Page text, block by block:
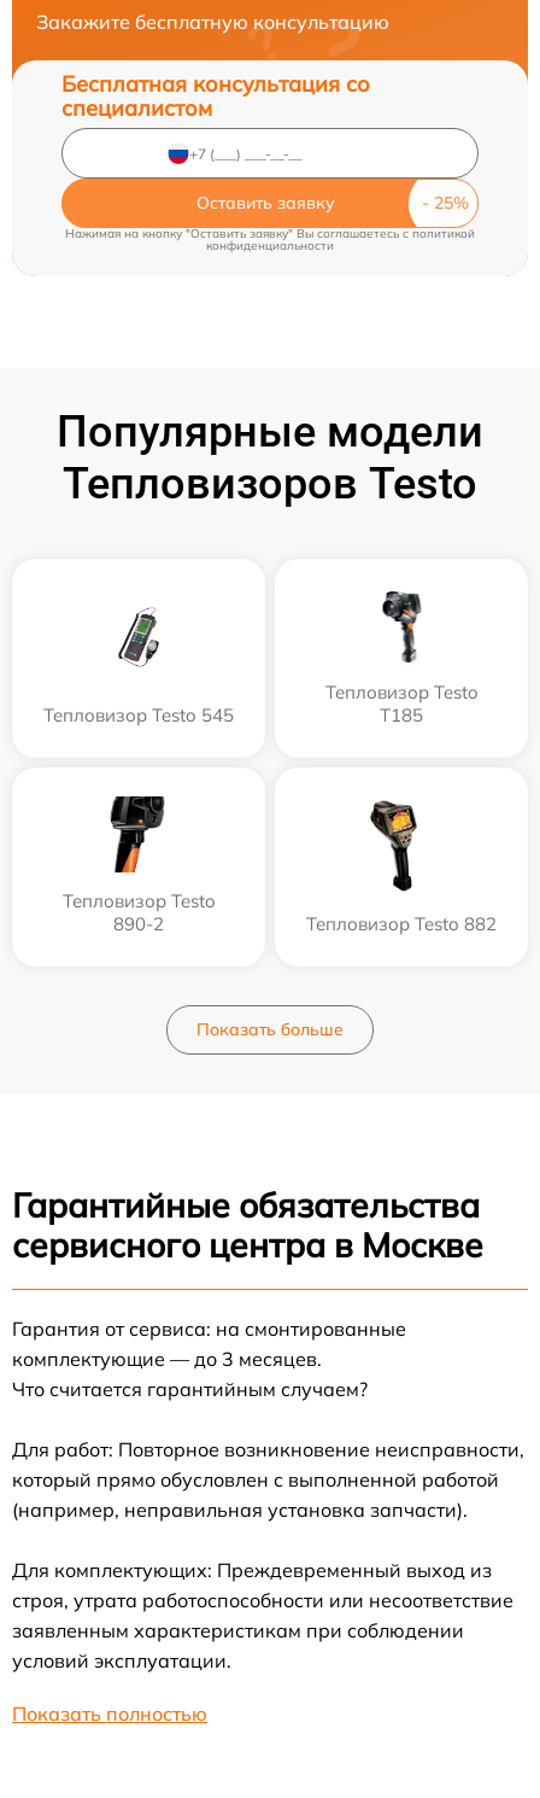
Закажите бесплатную консультацию
Бесплатная консультация со
специалистом
Оставить заявку
Нажимая на кнопку "Оставить заявку" Вы соглашаетесь cполитикой
конфиденциальности
Популярные модели
Тепловизоров Testo
Тепловизор Testo 545
Тепловизор Testo
T185
Тепловизор Testo
890-2
Тепловизор Testo 882
Показать больше
Гарантийные обязательства
сервисного центра в Москве
Гарантия от сервиса: на смонтированные
комплектующие — до 3 месяцев.
Что считается гарантийным случаем?
Для работ: Повторное возникновение неисправности,
который прямо обусловлен с выполненной работой
(например, неправильная установка запчасти).
Для комплектующих: Преждевременный выход из
строя, утрата работоспособности или несоответствие
заявленным характеристикам при соблюдении
условий эксплуатации.
Показать полностью